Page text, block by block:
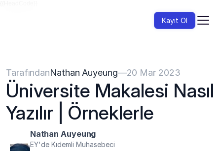
Kayıt Ol
TarafındanNathan Auyeung—20 Mar 2023
Üniversite Makalesi Nasıl
Yazılır | Örneklerle
Nathan Auyeung
EY'de Kıdemli Muhasebeci